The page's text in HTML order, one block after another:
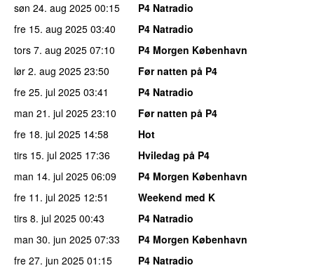
søn 24. aug 2025 00:15
P4 Natradio
fre 15. aug 2025 03:40
P4 Natradio
tors 7. aug 2025 07:10
P4 Morgen København
lør 2. aug 2025 23:50
Før natten på P4
fre 25. jul 2025 03:41
P4 Natradio
man 21. jul 2025 23:10
Før natten på P4
fre 18. jul 2025 14:58
Hot
tirs 15. jul 2025 17:36
Hviledag på P4
man 14. jul 2025 06:09
P4 Morgen København
fre 11. jul 2025 12:51
Weekend med K
tirs 8. jul 2025 00:43
P4 Natradio
man 30. jun 2025 07:33
P4 Morgen København
fre 27. jun 2025 01:15
P4 Natradio